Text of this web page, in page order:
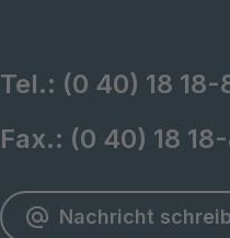
Tel.: (0 40) 18 18-
Fax.: (0 40) 18
Nachricht